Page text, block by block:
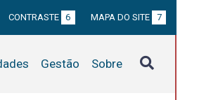
CONTRASTE 6 MAPA DO SITE 7
Gestão Sobre